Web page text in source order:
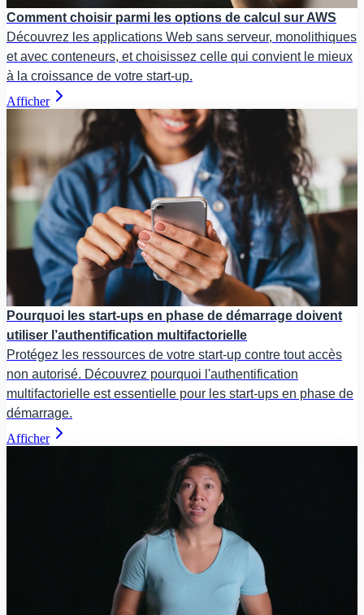
Comment choisir parmi les options de calcul sur AWS
Découvrez les applications Web sans serveur, monolithiques
et avec conteneurs, et choisissez celle qui convient le mieux
à la croissance de votre start-up.
Afficher
Pourquoi les start-ups en phase de démarrage doivent
utiliser l’authentification multifactorielle
Protégez les ressources de votre start-up contre tout accès
non autorisé. Découvrez pourquoi l'authentification
multifactorielle est essentielle pour les start-ups en phase de
démarrage.
Afficher